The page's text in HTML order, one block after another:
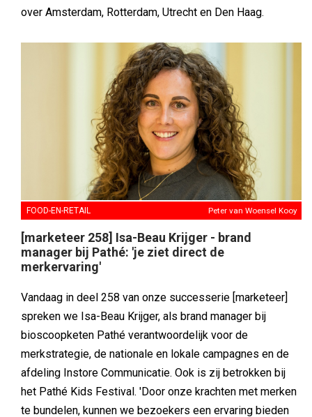
over Amsterdam, Rotterdam, Utrecht en Den Haag.
FOOD-EN-RETAIL Peter van Woensel Kooy
[marketeer 258] Isa-Beau Krijger - brand
manager bij Pathé: 'je ziet direct de
merkervaring'
Vandaag in deel 258 van onze successerie [marketeer]
spreken we Isa-Beau Krijger, als brand manager bij
bioscoopketen Pathé verantwoordelijk voor de
merkstrategie, de nationale en lokale campagnes en de
afdeling Instore Communicatie. Ook is zij betrokken bij
het Pathé Kids Festival. 'Door onze krachten met merken
te bundelen, kunnen we bezoekers een ervaring bieden